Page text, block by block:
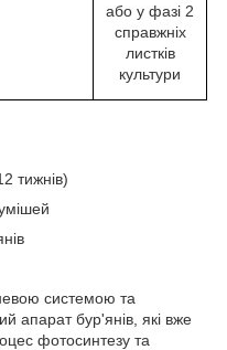
або у фазі 2
справжніх
листків
культури
тижнів)
системою та
апарат бур'янів, які вже
фотосинтезу та